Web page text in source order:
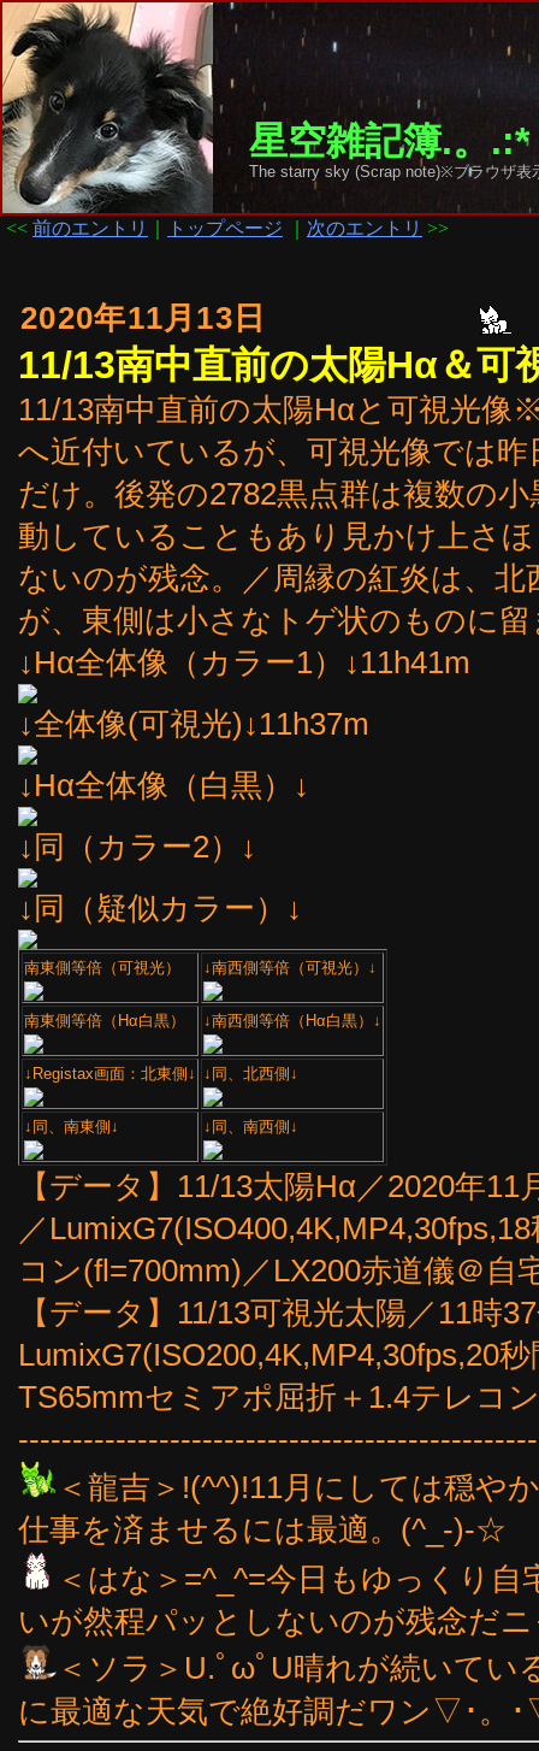
星空雑記簿.。
The starry sky (Scrap note)※ブラウザ
<< 前のエントリ トップページ 次のエントリ >>
2020年11月13日
11/13南中直前の太陽Hα＆可
11/13南中直前の太陽Hαと可視光像
へ近付いているが、可視光像では
だけ。後発の2782黒点群は複数の
動していることもあり見かけ上さ
ないのが残念。／周縁の紅炎は、
が、東側は小さなトゲ状のものに
↓Hα全体像（カラー1）↓11h41m
↓全体像(可視光)↓11h37m
↓Hα全体像（白黒）↓
↓同（カラー2）↓
↓同（疑似カラー）↓
南東側等倍（可視光） ↓南西側等倍（可視光）↓
南東側等倍（Hα白黒） ↓南西側等倍（Hα白黒）↓
↓Registax画面：北東側↓ ↓同、北西側↓
↓同、南東側↓ ↓同、南西側↓
【データ】11/13太陽Hα／2020年
／
コン(fl=700mm)／LX200赤道儀＠自
【データ】11/13可視光太陽／11時
LumixG7(ISO200,4K,MP4,30fps,20
TS65mmセミアポ屈折＋1.4テレコ
＜龍吉＞!(^^)!11月にしては穏や
仕事を済ませるには最適。(^_-)-☆
＜はな＞=^_^=今日もゆっくり
いが然程パッとしないのが残念だ
＜ソラ＞U.ﾟωﾟU晴れが続いてい
に最適な天気で絶好調だワン▽･。